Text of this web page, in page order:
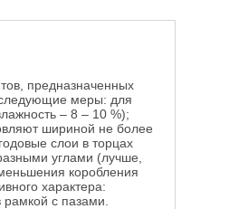
предназначенных
меры: для
– 8 – 10 %);
шириной не более
слои в торцах
углами (лучше,
коробления
характера:
с пазами.